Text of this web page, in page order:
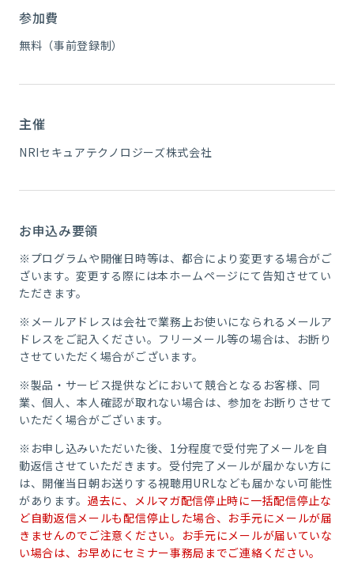
参加費
無料（事前登録制）
主催
NRIセキュアテクノロジーズ株式会社
お申込み要領
※プログラムや開催日時等は、都合により変更する場合がご
ざいます。変更する際には本ホームページにて告知させてい
ただきます。
※メールアドレスは会社で業務上お使いになられるメールア
ドレスをご記入ください。フリーメール等の場合は、お断り
させていただく場合がございます。
※製品・サービス提供などにおいて競合となるお客様、同
業、個人、本人確認が取れない場合は、参加をお断りさせて
いただく場合がございます。
※お申し込みいただいた後、1分程度で受付完了メールを自
動返信させていただきます。受付完了メールが届かない方に
は、開催当日朝お送りする視聴用URLなども届かない可能性
があります。過去に、メルマガ配信停止時に一括配信停止な
ど自動返信メールも配信停止した場合、お手元にメールが届
きませんのでご注意ください。お手元にメールが届いていな
い場合は、お早めにセミナー事務局までご連絡ください。